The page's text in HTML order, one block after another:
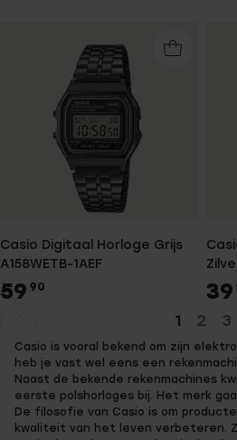
Casio Digitaal Horloge Grijs
A158WETB-1AEF
59 90 39
pagina
1 2 3
naar
pagina
Casio is vooral bekend om zijn
heb je vast wel eens een
Naast de bekende rekenmachines
eerste polshorloges bij. Het merk
De filosofie van Casio is om
kwaliteit van het leven verbeteren.